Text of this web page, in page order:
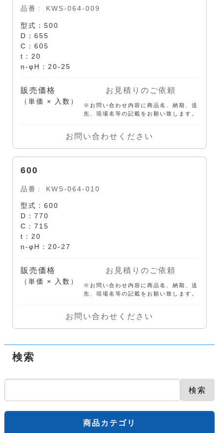
品番 KWS-064-009
型式：500
D：655
C：605
t：20
n-φH：20-25
販売価格
（単価 × 入数）
お見積りのご依頼
※お問い合わせ内容に商品名、納期、送
先、現場名等の記載をお願い致します。
お問い合わせください
600
品番 KWS-064-010
型式：600
D：770
C：715
t：20
n-φH：20-27
販売価格
（単価 × 入数）
お見積りのご依頼
※お問い合わせ内容に商品名、納期、送
先、現場名等の記載をお願い致します。
お問い合わせください
検索
検索
商品カテゴリ